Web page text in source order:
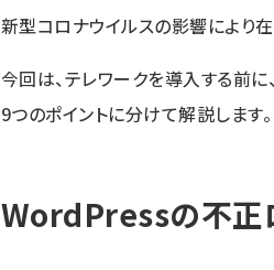
新型コロナウイルスの影響により在
今回は、テレワークを導入する前
9つのポイントに分けて解説します。
WordPressの不正